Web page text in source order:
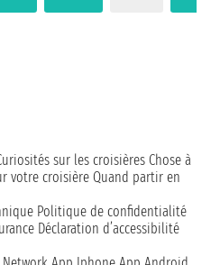
sur les croisières Chose à
votre croisière Quand partir en
Politique de confidentialité
Déclaration d’accessibilité